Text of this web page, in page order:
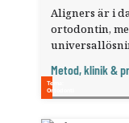
Aligners är i
ortodontin,
planering och
Metod, klinik &